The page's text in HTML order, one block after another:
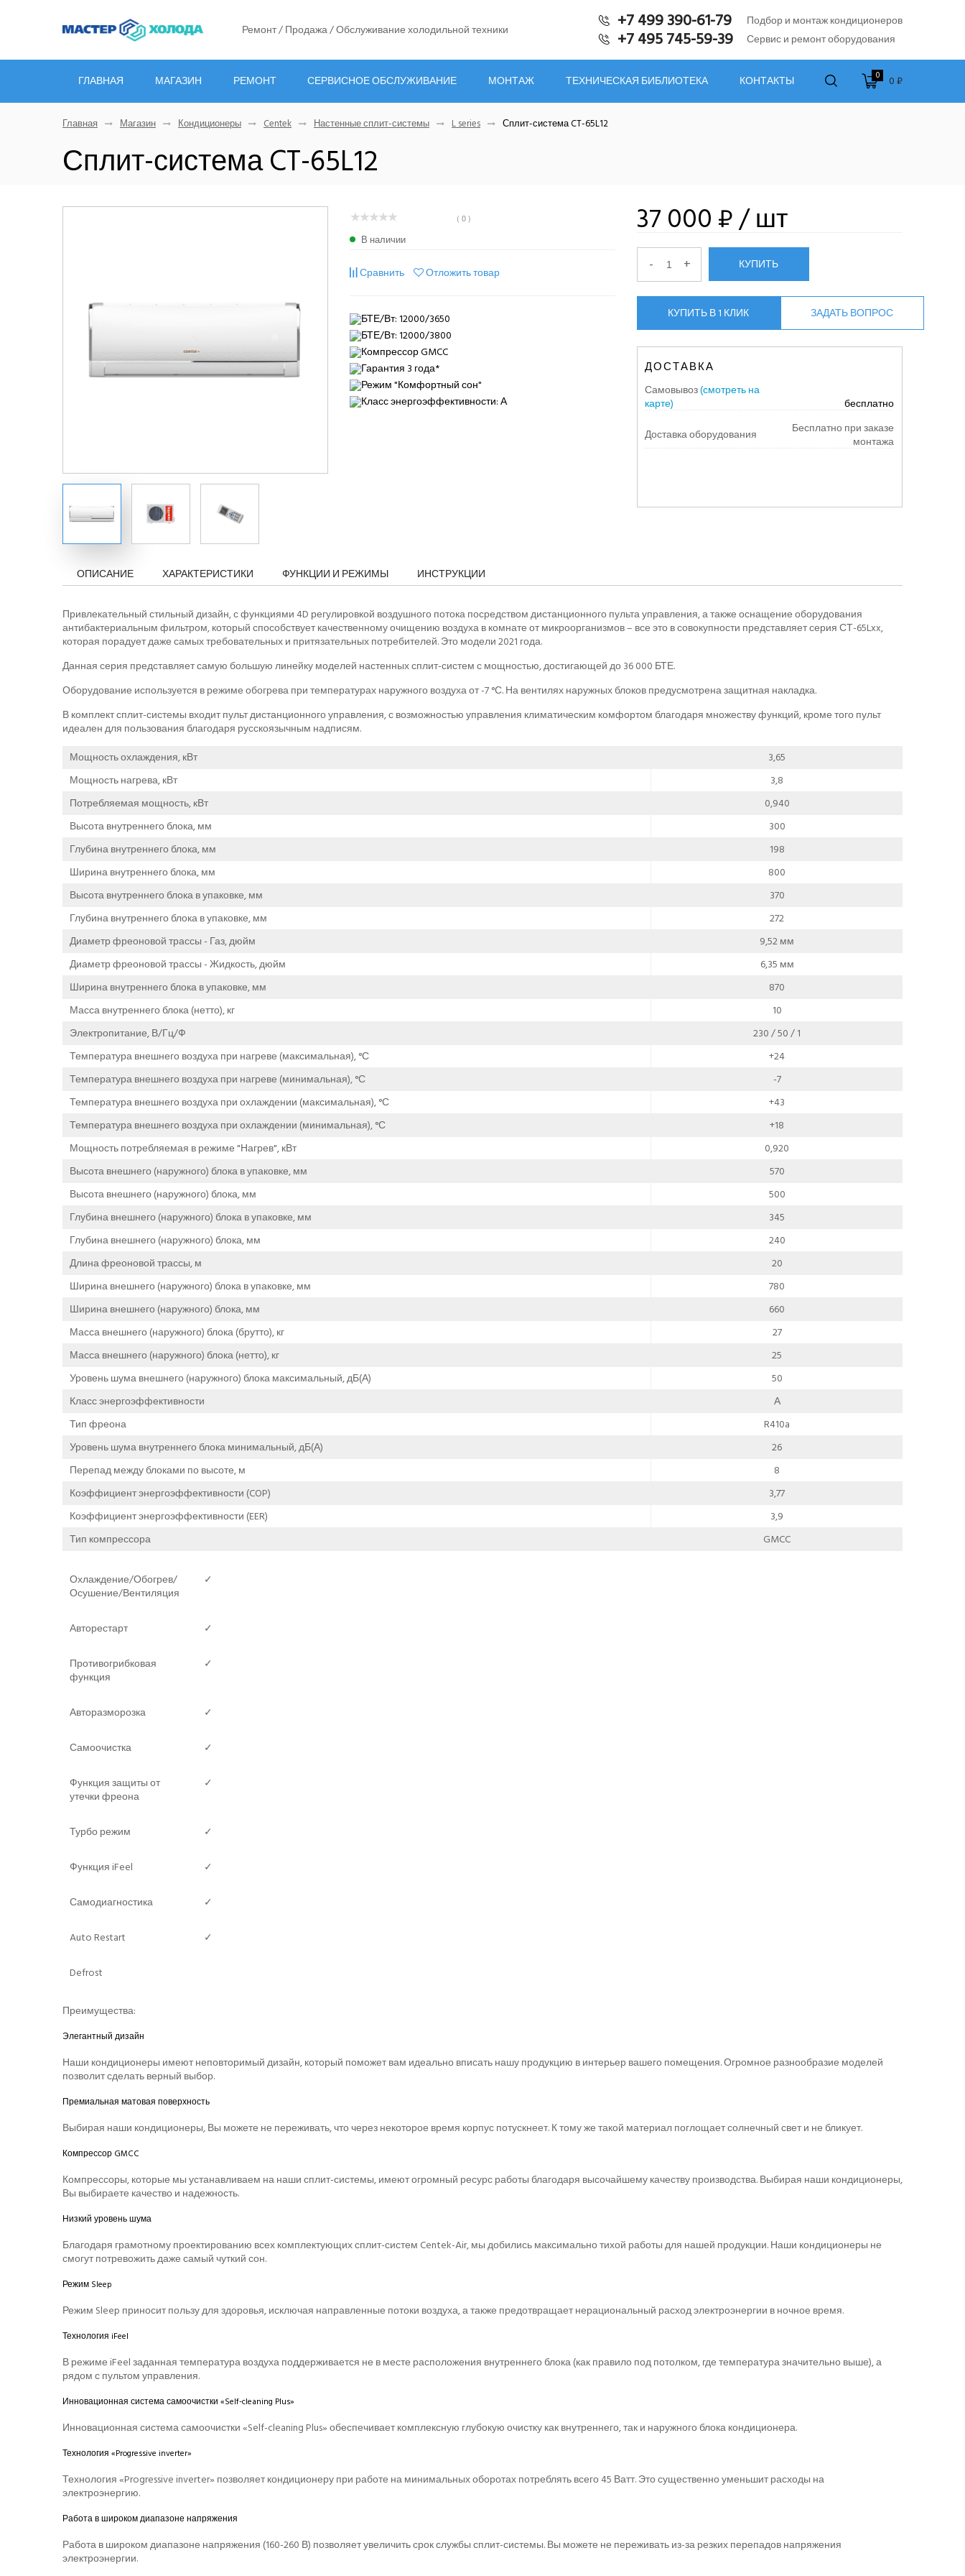
Ремонт / Продажа / Обслуживание холодильной техники +7 499 390-61-79 Подбор и монтаж кондиционеров
+7 495 745-59-39 Сервис и ремонт оборудования
ГЛАВНАЯ МАГАЗИН РЕМОНТ СЕРВИСНОЕ ОБСЛУЖИВАНИЕ МОНТАЖ ТЕХНИЧЕСКАЯ БИБЛИОТЕКА КОНТАКТЫ 0 0 ₽
Главная Магазин Кондиционеры Centek Настенные сплит-системы L series Сплит-система CT-65L12
Сплит-система CT-65L12
( 0 )
В наличии
Сравнить Отложить товар
БТЕ/Вт: 12000/3650
БТЕ/Вт: 12000/3800
Компрессор GMCC
Гарантия 3 года*
Режим "Комфортный сон"
Класс энергоэффективности: А
37 000 ₽/ шт
- + КУПИТЬ
КУПИТЬ В 1 КЛИК ЗАДАТЬ ВОПРОС
ДОСТАВКА
Самовывоз(смотреть на
карте)
бесплатно
Доставка оборудования
Бесплатно при заказе
монтажа
ОПИСАНИЕ ХАРАКТЕРИСТИКИ ФУНКЦИИ И РЕЖИМЫ ИНСТРУКЦИИ
Привлекательный стильный дизайн, с функциями 4D регулировкой воздушного потока посредством дистанционного пульта управления, а также оснащение оборудования
антибактериальным фильтром, который способствует качественному очищению воздуха в комнате от микроорганизмов – все это в совокупности представляет серия СТ-65Lxx,
которая порадует даже самых требовательных и притязательных потребителей. Это модели 2021 года.
Данная серия представляет самую большую линейку моделей настенных сплит-систем с мощностью, достигающей до 36 000 БТЕ.
Оборудование используется в режиме обогрева при температурах наружного воздуха от -7 °С. На вентилях наружных блоков предусмотрена защитная накладка.
В комплект сплит-системы входит пульт дистанционного управления, с возможностью управления климатическим комфортом благодаря множеству функций, кроме того пульт
идеален для пользования благодаря русскоязычным надписям.
Мощность охлаждения, кВт
3,65
Мощность нагрева, кВт
3,8
Потребляемая мощность, кВт
0,940
Высота внутреннего блока, мм
300
Глубина внутреннего блока, мм
198
Ширина внутреннего блока, мм
800
Высота внутреннего блока в упаковке, мм
370
Глубина внутреннего блока в упаковке, мм
272
Диаметр фреоновой трассы - Газ, дюйм
9,52 мм
Диаметр фреоновой трассы - Жидкость, дюйм
6,35 мм
Ширина внутреннего блока в упаковке, мм
870
Масса внутреннего блока (нетто), кг
10
Электропитание, В/Гц/Ф
230 / 50 / 1
Температура внешнего воздуха при нагреве (максимальная), °С
+24
Температура внешнего воздуха при нагреве (минимальная), °С
-7
Температура внешнего воздуха при охлаждении (максимальная), °С
+43
Температура внешнего воздуха при охлаждении (минимальная), °С
+18
Мощность потребляемая в режиме "Нагрев", кВт
0,920
Высота внешнего (наружного) блока в упаковке, мм
570
Высота внешнего (наружного) блока, мм
500
Глубина внешнего (наружного) блока в упаковке, мм
345
Глубина внешнего (наружного) блока, мм
240
Длина фреоновой трассы, м
20
Ширина внешнего (наружного) блока в упаковке, мм
780
Ширина внешнего (наружного) блока, мм
660
Масса внешнего (наружного) блока (брутто), кг
27
Масса внешнего (наружного) блока (нетто), кг
25
Уровень шума внешнего (наружного) блока максимальный, дБ(А)
50
Класс энергоэффективности
А
Тип фреона
R410a
Уровень шума внутреннего блока минимальный, дБ(А)
26
Перепад между блоками по высоте, м
8
Коэффициент энергоэффективности (COP)
3,77
Коэффициент энергоэффективности (EER)
3,9
Тип компрессора
GMCC
Охлаждение/Обогрев/
Осушение/Вентиляция
✓
Авторестарт ✓
Противогрибковая
функция
✓
Авторазморозка ✓
Самоочистка ✓
Функция защиты от
утечки фреона
✓
Турбо режим ✓
Функция iFeel ✓
Самодиагностика ✓
Auto Restart ✓
Defrost
Преимущества:
Элегантный дизайн
Наши кондиционеры имеют неповторимый дизайн, который поможет вам идеально вписать нашу продукцию в интерьер вашего помещения. Огромное разнообразие моделей
позволит сделать верный выбор.
Премиальная матовая поверхность
Выбирая наши кондиционеры, Вы можете не переживать, что через некоторое время корпус потускнеет. К тому же такой материал поглощает солнечный свет и не бликует.
Компрессор GMCC
Компрессоры, которые мы устанавливаем на наши сплит-системы, имеют огромный ресурс работы благодаря высочайшему качеству производства. Выбирая наши кондиционеры,
Вы выбираете качество и надежность.
Низкий уровень шума
Благодаря грамотному проектированию всех комплектующих сплит-систем Centek-Air, мы добились максимально тихой работы для нашей продукции. Наши кондиционеры не
смогут потревожить даже самый чуткий сон.
Режим Sleep
Режим Sleep приносит пользу для здоровья, исключая направленные потоки воздуха, а также предотвращает нерациональный расход электроэнергии в ночное время.
Технология iFeel
В режиме iFeel заданная температура воздуха поддерживается не в месте расположения внутреннего блока (как правило под потолком, где температура значительно выше), а
рядом с пультом управления.
Инновационная система самоочистки «Self-cleaning Plus»
Инновационная система самоочистки «Self-cleaning Plus» обеспечивает комплексную глубокую очистку как внутреннего, так и наружного блока кондиционера.
Технология «Progressive inverter»
Технология «Progressive inverter» позволяет кондиционеру при работе на минимальных оборотах потреблять всего 45 Ватт. Это существенно уменьшит расходы на
электроэнергию.
Работа в широком диапазоне напряжения
Работа в широком диапазоне напряжения (160-260 В) позволяет увеличить срок службы сплит-системы. Вы можете не переживать из-за резких перепадов напряжения
электроэнергии.